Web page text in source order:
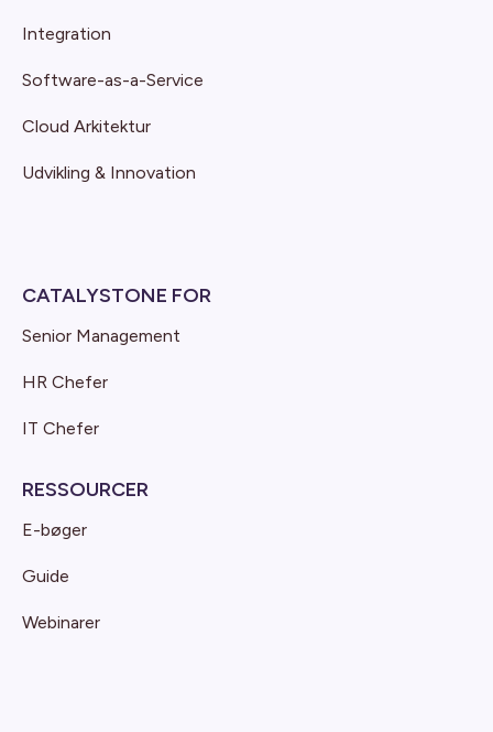
Integration
Software-as-a-Service
Cloud Arkitektur
Udvikling & Innovation
CATALYSTONE FOR
Senior Management
HR Chefer
IT Chefer
RESSOURCER
E-bøger
Guide
Webinarer